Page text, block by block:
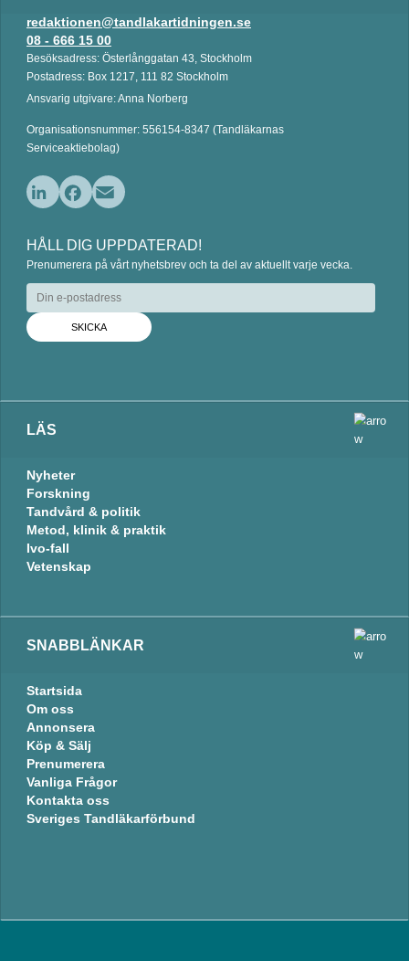
redaktionen@tandlakartidningen.se
08 - 666 15 00
Besöksadress: Österlånggatan 43, Stockholm
Postadress: Box 1217, 111 82 Stockholm
Ansvarig utgivare: Anna Norberg
Organisationsnummer: 556154-8347 (Tandläkarnas
Serviceaktiebolag)
n
k
e
I
n
c
e
b
o
k
a
i
l
HÅLL DIG UPPDATERAD!
Prenumerera på vårt nyhetsbrev och ta del av aktuellt varje vecka.
LÄS
Nyheter
Forskning
Tandvård & politik
Metod, klinik & praktik
Ivo-fall
Vetenskap
SNABBLÄNKAR
Startsida
Om oss
Annonsera
Köp & Sälj
Prenumerera
Vanliga Frågor
Kontakta oss
Sveriges Tandläkarförbund